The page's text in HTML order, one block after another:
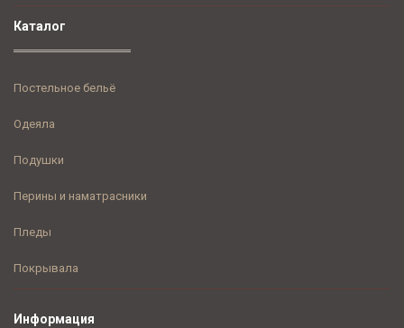
Каталог
Постельное бельё
Одеяла
Подушки
Перины и наматрасники
Пледы
Покрывала
Информация